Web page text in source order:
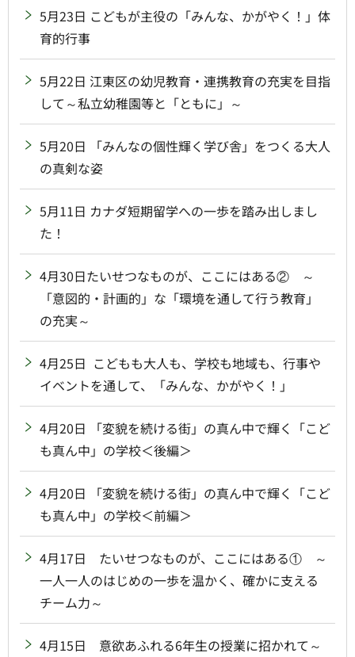
5月23日 こどもが主役の「みんな、かがやく！」体
育的行事
5月22日 江東区の幼児教育・連携教育の充実を目指
して～私立幼稚園等と「ともに」～
5月20日 「みんなの個性輝く学び舎」をつくる大人
の真剣な姿
5月11日 カナダ短期留学への一歩を踏み出しまし
た！
4月30日たいせつなものが、ここにはある② ～
「意図的・計画的」な「環境を通して行う教育」
の充実～
4月25日 こどもも大人も、学校も地域も、行事や
イベントを通して、「みんな、かがやく！」
4月20日 「変貌を続ける街」の真ん中で輝く「こど
も真ん中」の学校＜後編＞
4月20日 「変貌を続ける街」の真ん中で輝く「こど
も真ん中」の学校＜前編＞
4月17日 たいせつなものが、ここにはある① ～
一人一人のはじめの一歩を温かく、確かに支える
チーム力～
4月15日 意欲あふれる6年生の授業に招かれて～